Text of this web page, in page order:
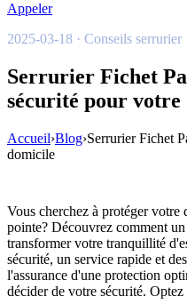
Appeler
2025-03-18 · Conseils serrurier
Serrurier Fichet
sécurité pour votre
Accueil›Blog›Serrurier Fichet
domicile
Vous cherchez à protéger votre
pointe? Découvrez comment un
transformer votre tranquillité
sécurité, un service rapide et
l'assurance d'une protection
décider de votre sécurité.